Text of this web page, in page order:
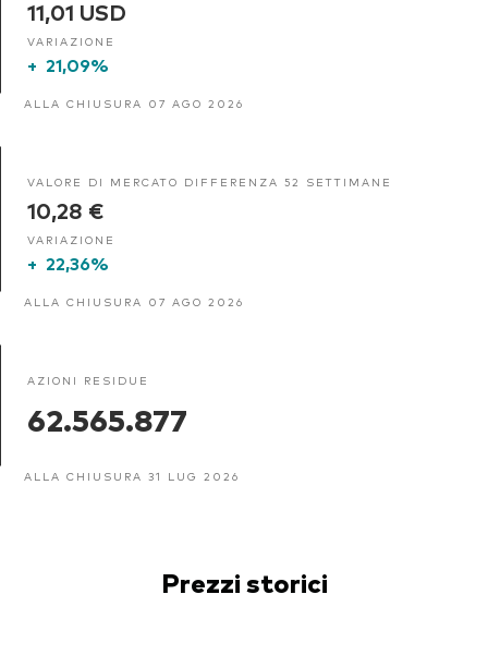
11,01 USD
VARIAZIONE
+ 21,09%
ALLA CHIUSURA 07 AGO 2026
VALORE DI MERCATO DIFFERENZA 52 SETTIMANE
10,28 €
VARIAZIONE
+ 22,36%
ALLA CHIUSURA 07 AGO 2026
AZIONI RESIDUE
62.565.877
ALLA CHIUSURA 31 LUG 2026
Prezzi storici